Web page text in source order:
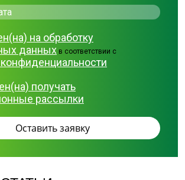
на обработку
данных в соответствии с
получать
рассылки